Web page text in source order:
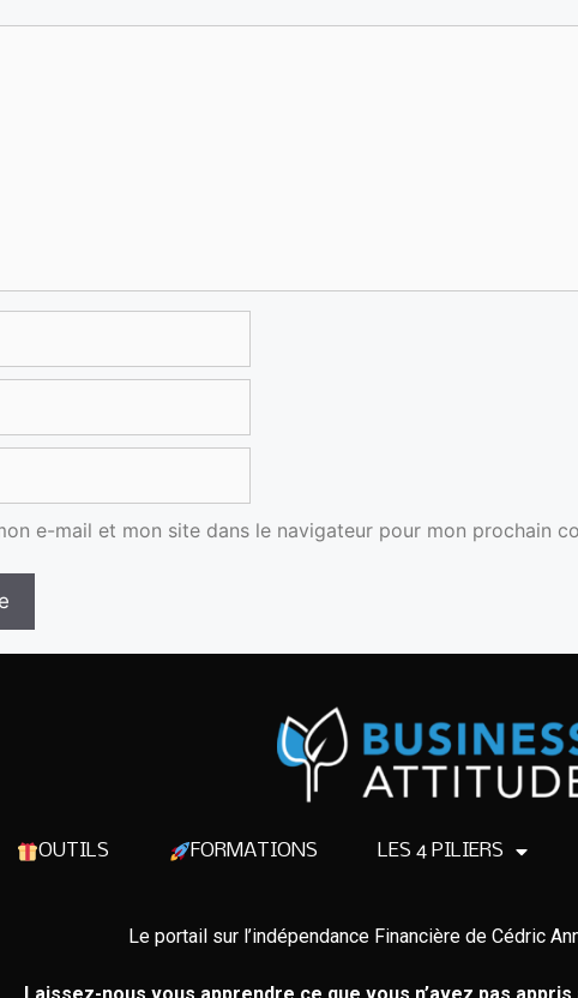
e-mail et mon site dans le navigateur pour mon prochain
OUTILS FORMATIONS LES 4 PILIERS
Le portail sur l’indépendance Financière de Cédric